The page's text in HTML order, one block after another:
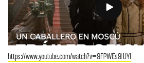
https://www.youtube.com/watch?v=9FPWEs9lUYI